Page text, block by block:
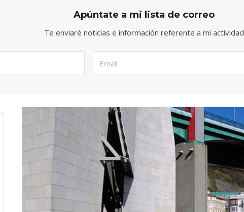
Apúntate a mi lista de correo
Te enviaré noticias e información referente a mi actividad